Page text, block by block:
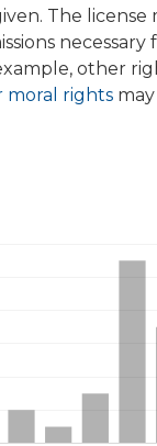
The license
necessary
other
moral rights